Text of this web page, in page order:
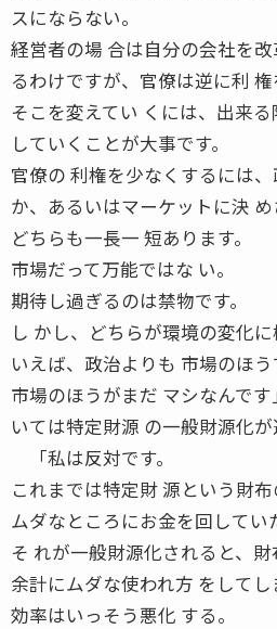
スにならない。
経営者の場 合は自分の会社を
るわけですが、官僚は逆に利 権
そこを変えてい くには、出来
していくことが大事です。
官僚の 利権を少なくするには
か、あるいはマーケットに決 め
どちらも一長一 短あります。
市場だって万能ではな い。
期待し過ぎるのは禁物です。
し かし、どちらが環境の変化
いえば、政治よりも 市場のほう
市場のほうがまだ マシなんで
いては特定財源 の一般財源化が
「私は反対です。
これまでは特定財 源という財布
ムダなところにお金を回してい
そ れが一般財源化されると、
余計にムダな使われ方 をしてし
効率はいっそう悪化 する。